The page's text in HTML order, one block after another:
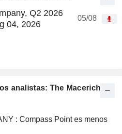
Q2 2026
04, 2026
05/08
analistas: The Macerich
: Compass Point es menos